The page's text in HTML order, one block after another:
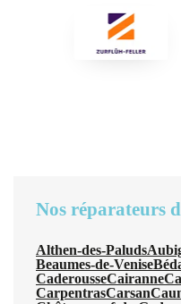
Nos réparateurs
Althen-des-Paluds
Beaumes-de-Venise
CaderousseCairanne
CarpentrasCarsan